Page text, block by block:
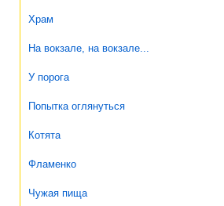
Храм
На вокзале, на вокзале...
У порога
Попытка оглянуться
Котята
Фламенко
Чужая пища